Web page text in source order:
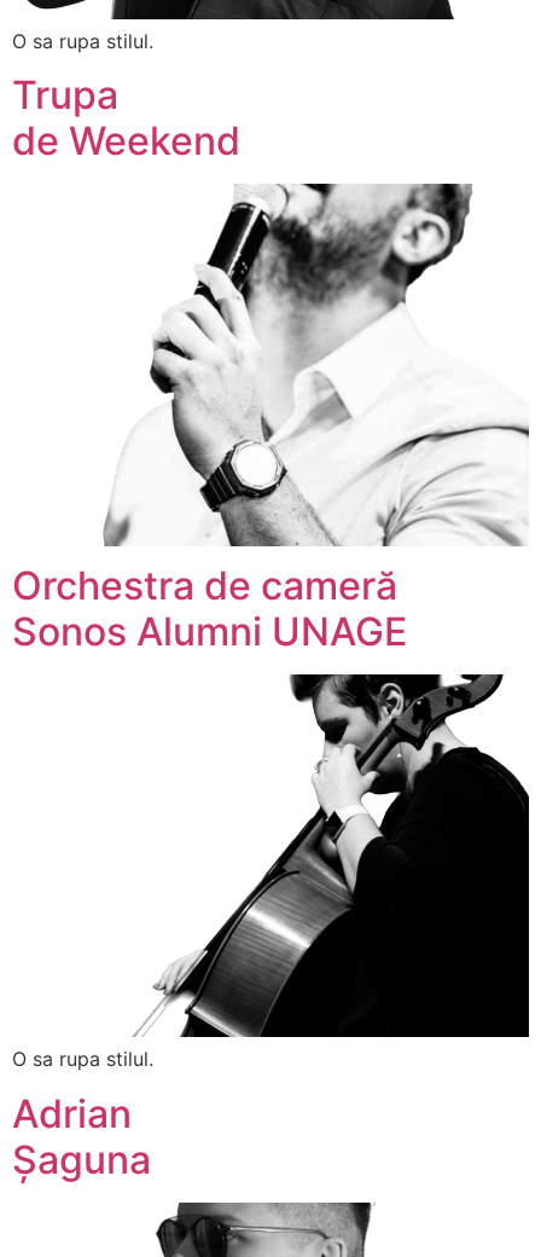
O sa rupa stilul.
Trupa
de Weekend
Orchestra de cameră
Sonos Alumni UNAGE
O sa rupa stilul.
Adrian
Șaguna